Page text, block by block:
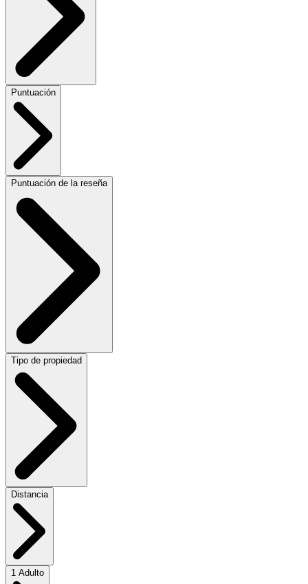
Puntuación
Puntuación de la reseña
Tipo de propiedad
Distancia
1 Adulto